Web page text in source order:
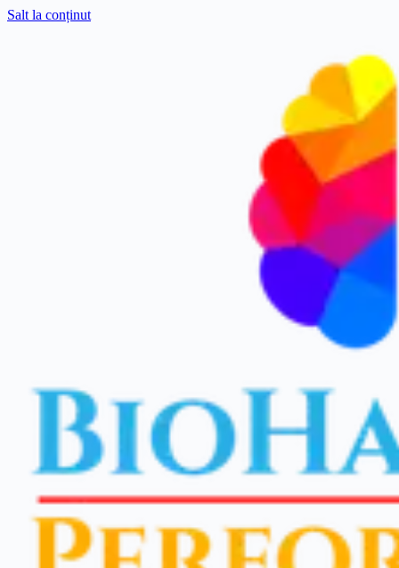
Salt la conținut